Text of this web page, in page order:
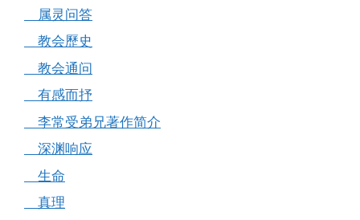
属灵问答
教会歷史
教会通问
有感而抒
李常受弟兄著作简介
深渊响应
生命
真理